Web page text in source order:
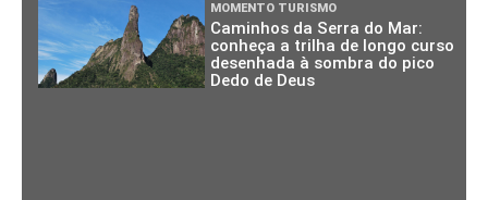
MOMENTO TURISMO
Caminhos da Serra do Mar:
conheça a trilha de longo curso
desenhada à sombra do pico
Dedo de Deus